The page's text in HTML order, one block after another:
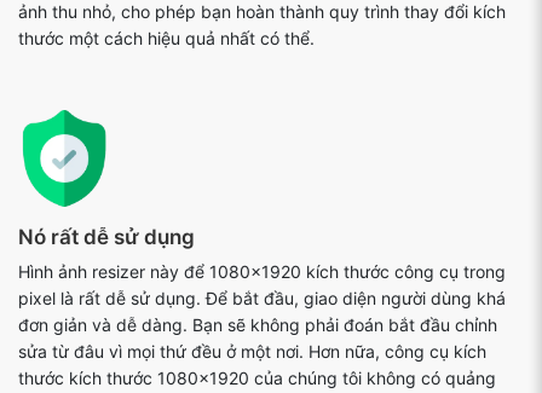
ảnh thu nhỏ, cho phép bạn hoàn thành quy trình thay đổi kích
thước một cách hiệu quả nhất có thể.
Nó rất dễ sử dụng
Hình ảnh resizer này để 1080x1920 kích thước công cụ trong
pixel là rất dễ sử dụng. Để bắt đầu, giao diện người dùng khá
đơn giản và dễ dàng. Bạn sẽ không phải đoán bắt đầu chỉnh
sửa từ đâu vì mọi thứ đều ở một nơi. Hơn nữa, công cụ kích
thước kích thước 1080x1920 của chúng tôi không có quảng